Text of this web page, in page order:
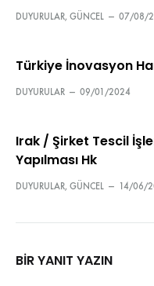
DUYURULAR, GÜNCEL — 07/08/
Türkiye İnovasyon
DUYURULAR — 09/01/2024
Irak / Şirket Tescil
Yapılması Hk
DUYURULAR, GÜNCEL — 14/06/
BIR YANIT YAZIN